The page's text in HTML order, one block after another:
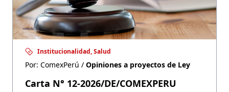
Institucionalidad, Salud
Por: ComexPerú / Opiniones a proyectos de Ley
Carta N° 12-2026/DE/COMEXPERU